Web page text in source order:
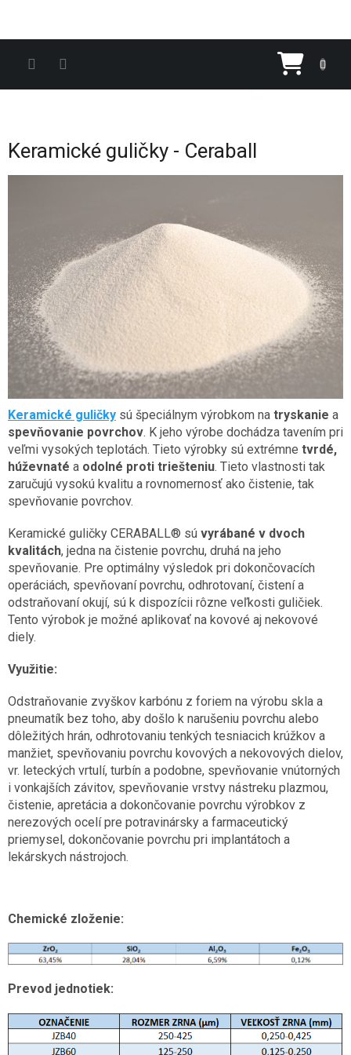
Keramické guličky - Ceraball
Keramické guličky sú špeciálnym výrobkom na tryskanie a
spevňovanie povrchov. K jeho výrobe dochádza tavením pri
veľmi vysokých teplotách. Tieto výrobky sú extrémne tvrdé,
húževnaté a odolné proti triešteniu. Tieto vlastnosti tak
zaručujú vysokú kvalitu a rovnomernosť ako čistenie, tak
spevňovanie povrchov.
Keramické guličky CERABALL® sú vyrábané v dvoch
kvalitách, jedna na čistenie povrchu, druhá na jeho
spevňovanie. Pre optimálny výsledok pri dokončovacích
operáciách, spevňovaní povrchu, odhrotovaní, čistení a
odstraňovaní okují, sú k dispozícii rôzne veľkosti guličiek.
Tento výrobok je možné aplikovať na kovové aj nekovové
diely.
Využitie:
Odstraňovanie zvyškov karbónu z foriem na výrobu skla a
pneumatík bez toho, aby došlo k narušeniu povrchu alebo
dôležitých hrán, odhrotovaniu tenkých tesniacich krúžkov a
manžiet, spevňovaniu povrchu kovových a nekovových dielov,
vr. leteckých vrtulí, turbín a podobne, spevňovanie vnútorných
i vonkajších závitov, spevňovanie vrstvy nástreku plazmou,
čistenie, apretácia a dokončovanie povrchu výrobkov z
nerezových ocelí pre potravinársky a farmaceutický
priemysel, dokončovanie povrchu pri implantátoch a
lekárskych nástrojoch.
Chemické zloženie:
Prevod jednotiek: